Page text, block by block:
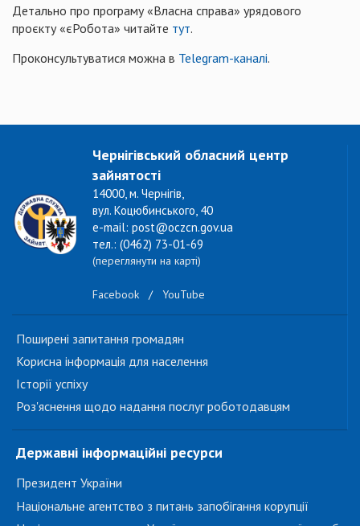
Детально про програму «Власна справа» урядового
проєкту «єРобота» читайте тут.
Проконсультуватися можна в Telegram-каналі.
Чернігівський обласний центр
зайнятості
14000, м. Чернігів,
вул. Коцюбинського, 40
e-mail: post@oczcn.gov.ua
тел.: (0462) 73-01-69
(переглянути на карті)
Facebook / YouTube
Поширені запитання громадян
Корисна інформація для населення
Історії успіху
Роз'яснення щодо надання послуг роботодавцям
Державні інформаційні ресурси
Президент України
Національне агентство з питань запобігання корупції